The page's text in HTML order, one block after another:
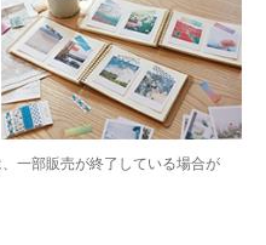
一部販売が終了している場合が